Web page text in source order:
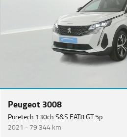
Peugeot 3008
Puretech 130ch S&S EAT8 GT 5p
2021 -79 344 km